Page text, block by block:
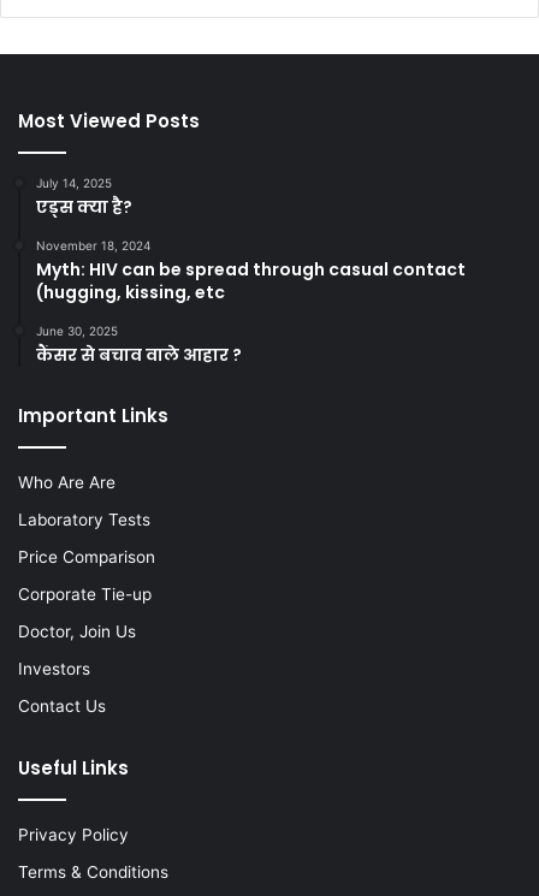
Most Viewed Posts
July 14, 2025
एड्स क्या है?
November 18, 2024
Myth: HIV can be spread through casual contact
(hugging, kissing, etc
June 30, 2025
कैंसर से बचाव वाले आहार ?
Important Links
Who Are Are
Laboratory Tests
Price Comparison
Corporate Tie-up
Doctor, Join Us
Investors
Contact Us
Useful Links
Privacy Policy
Terms & Conditions